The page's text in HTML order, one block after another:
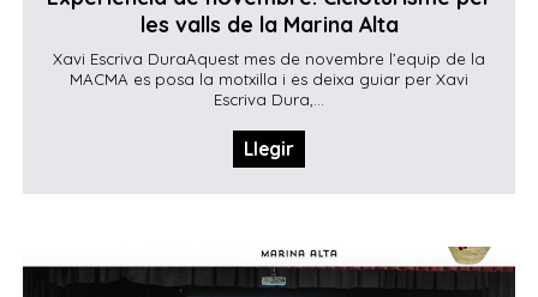
les valls de la Marina Alta
Xavi Escriva DuraAquest mes de novembre l’equip de la
MACMA es posa la motxilla i es deixa guiar per Xavi
Escriva Dura,...
Llegir